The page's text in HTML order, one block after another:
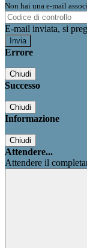
Non hai una e-mail
E-mail inviata, si
Errore
Chiudi
Successo
Chiudi
Informazione
Chiudi
Attendere...
Attendere il